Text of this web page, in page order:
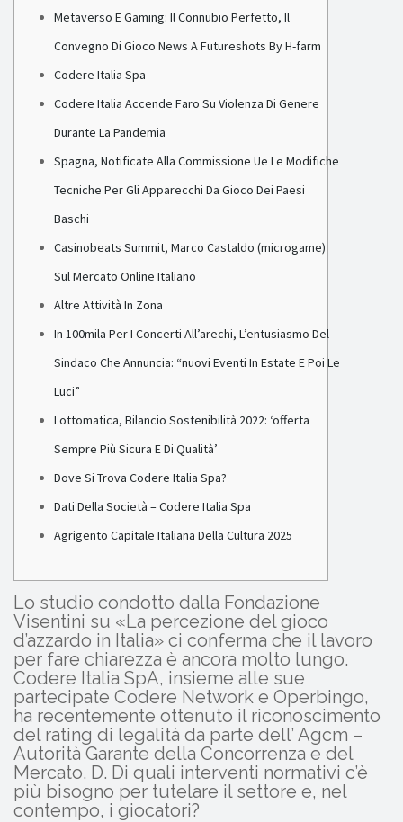
Metaverso E Gaming: Il Connubio Perfetto, Il
Convegno Di Gioco News A Futureshots By H-farm
Codere Italia Spa
Codere Italia Accende Faro Su Violenza Di Genere
Durante La Pandemia
Spagna, Notificate Alla Commissione Ue Le Modifiche
Tecniche Per Gli Apparecchi Da Gioco Dei Paesi
Baschi
Casinobeats Summit, Marco Castaldo (microgame)
Sul Mercato Online Italiano
Altre Attività In Zona
In 100mila Per I Concerti All’arechi, L’entusiasmo Del
Sindaco Che Annuncia: “nuovi Eventi In Estate E Poi Le
Luci”
Lottomatica, Bilancio Sostenibilità 2022: ‘offerta
Sempre Più Sicura E Di Qualità’
Dove Si Trova Codere Italia Spa?
Dati Della Società – Codere Italia Spa
Agrigento Capitale Italiana Della Cultura 2025
Lo studio condotto dalla Fondazione
Visentini su «La percezione del gioco
d’azzardo in Italia» ci conferma che il lavoro
per fare chiarezza è ancora molto lungo.
Codere Italia SpA, insieme alle sue
partecipate Codere Network e Operbingo,
ha recentemente ottenuto il riconoscimento
del rating di legalità da parte dell’ Agcm –
Autorità Garante della Concorrenza e del
Mercato. D. Di quali interventi normativi c’è
più bisogno per tutelare il settore e, nel
contempo, i giocatori?